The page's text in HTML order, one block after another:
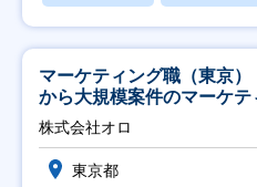
マーケティング職（東京
から大規模案件のマーケ
修充実】
株式会社オロ
東京都